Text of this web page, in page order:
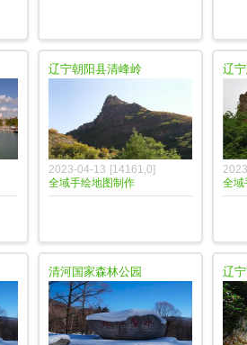
辽宁朝阳县清峰岭
2023-04-13 [14161,0]
全域手绘地图制作
辽
全域
清河国家森林公园 辽